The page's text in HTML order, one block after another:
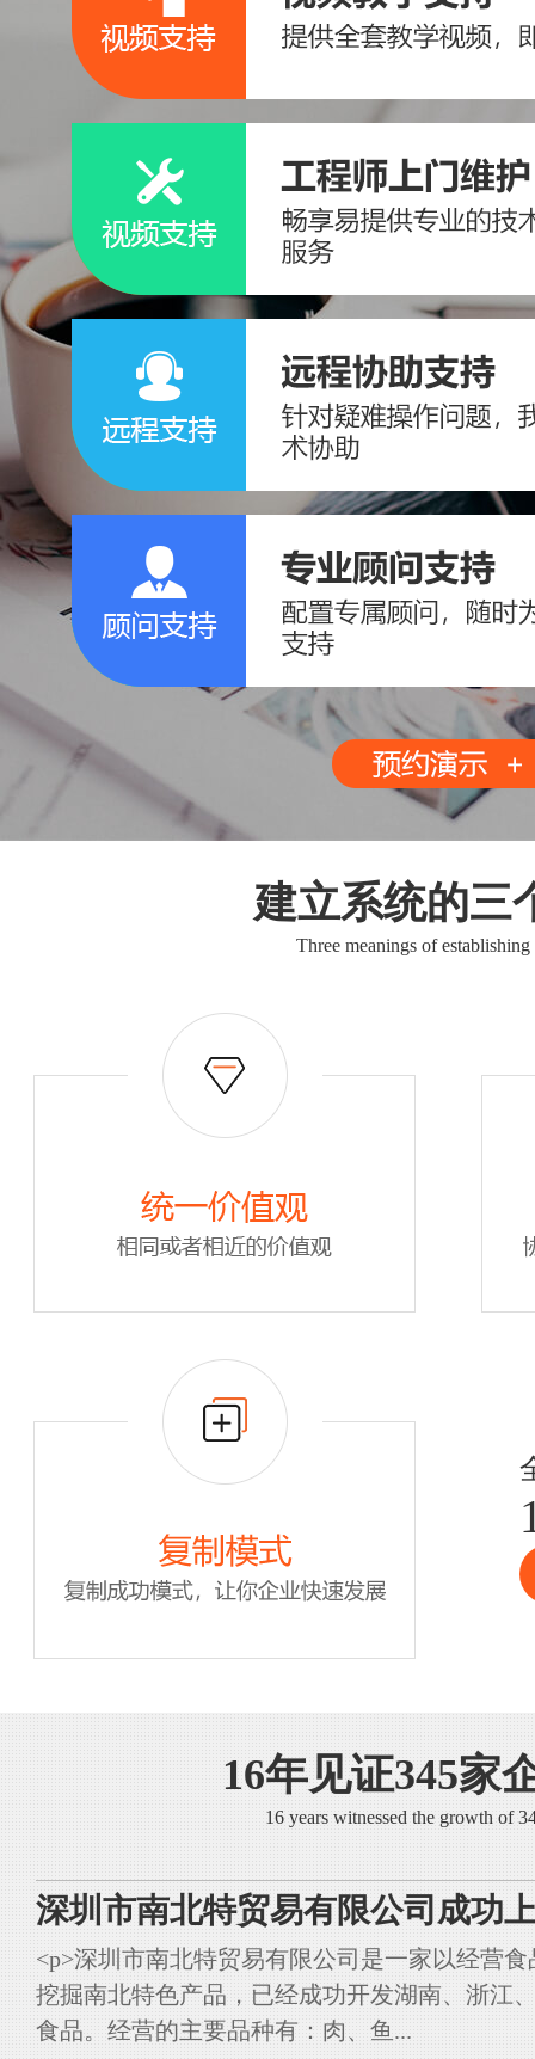
建立系统的三
Three meanings of establishing
16年见证345家
16 years witnessed the growth of
深圳市南北特贸易有限公司成功
<p>深圳市南北特贸易有限公司是一家以经营
挖掘南北特色产品，已经成功开发湖南、浙江
食品。经营的主要品种有：肉、鱼...